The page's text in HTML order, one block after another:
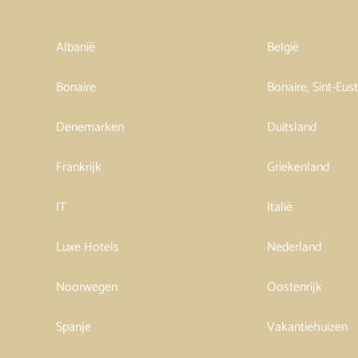
Albanië
België
Bonaire
Bonaire, Sint-
Denemarken
Duitsland
Frankrijk
Griekenland
IT
Italië
Luxe Hotels
Nederland
Noorwegen
Oostenrijk
Spanje
Vakantiehuizen